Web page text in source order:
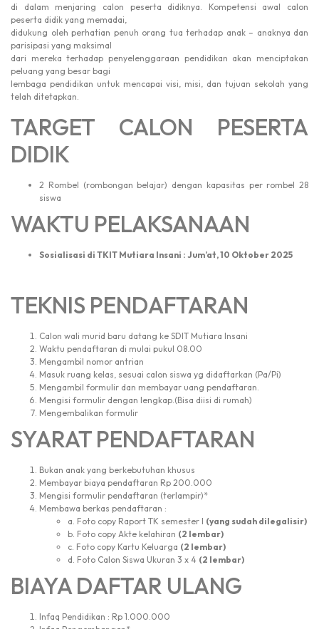
di dalam menjaring calon peserta didiknya. Kompetensi awal calon
peserta didik yang memadai,
didukung oleh perhatian penuh orang tua terhadap anak – anaknya dan
parisipasi yang maksimal
dari mereka terhadap penyelenggaraan pendidikan akan menciptakan
peluang yang besar bagi
lembaga pendidikan untuk mencapai visi, misi, dan tujuan sekolah yang
telah ditetapkan.
TARGET CALON PESERTA
DIDIK
2 Rombel (rombongan belajar) dengan kapasitas per rombel 28
siswa
WAKTU PELAKSANAAN
Sosialisasi di TKIT Mutiara Insani : Jum’at, 10 Oktober 2025
TEKNIS PENDAFTARAN
Calon wali murid baru datang ke SDIT Mutiara Insani
Waktu pendaftaran di mulai pukul 08.00
Mengambil nomor antrian
Masuk ruang kelas, sesuai calon siswa yg didaftarkan (Pa/Pi)
Mengambil formulir dan membayar uang pendaftaran.
Mengisi formulir dengan lengkap.(Bisa diisi di rumah)
Mengembalikan formulir
SYARAT PENDAFTARAN
Bukan anak yang berkebutuhan khusus
Membayar biaya pendaftaran Rp 200.000
Mengisi formulir pendaftaran (terlampir)*
Membawa berkas pendaftaran :
a. Foto copy Raport TK semester I (yang sudah dilegalisir)
b. Foto copy Akte kelahiran (2 lembar)
c. Foto copy Kartu Keluarga (2 lembar)
d. Foto Calon Siswa Ukuran 3 x 4 (2 lembar)
BIAYA DAFTAR ULANG
Infaq Pendidikan : Rp 1.000.000